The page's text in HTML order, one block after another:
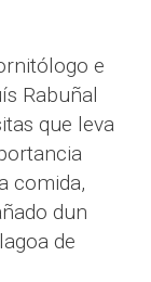
e
Rabuñal
que leva
comida,
dun
de